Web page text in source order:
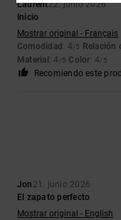
Laurent22. junio 2026
Inicio
Mostrar original - Français
Comodidad: 4/5 Relación
Material: 4 /5 Color: 4/5
Recomiendo este
Jon 21. junio 2026
El zapato perfecto
Mostrar original - English